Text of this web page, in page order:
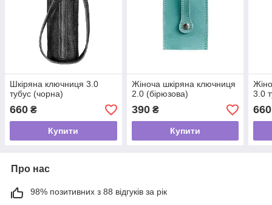
Шкіряна ключниця 3.0
тубус (чорна)
660 ₴
Купити
Жіноча шкіряна ключниця
2.0 (бірюзова)
390₴
Купити
3.0
660
Про нас
98% позитивних з 88 відгуків за рік